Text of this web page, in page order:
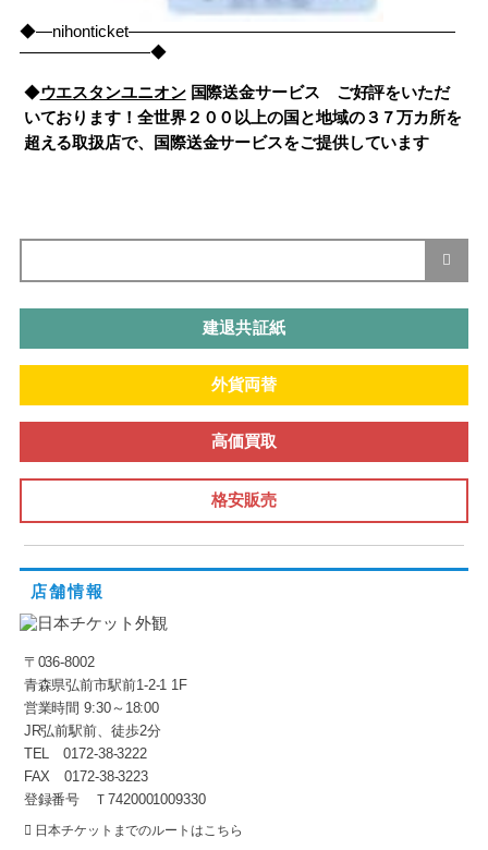
◆―nihonticket――――――――――――――――――――
――――――――◆
◆ウエスタンユニオン国際送金サービス ご好評をいただ
いております！全世界２００以上の国と地域の３７万カ所を
超える取扱店で、国際送金サービスをご提供しています
建退共証紙
外貨両替
高価買取
格安販売
店舗情報
〒036-8002
青森県弘前市駅前1-2-1 1F
営業時間 9:30～18:00
JR弘前駅前、徒歩2分
TEL 0172-38-3222
FAX 0172-38-3223
登録番号 Ｔ7420001009330
日本チケットまでのルートはこちら